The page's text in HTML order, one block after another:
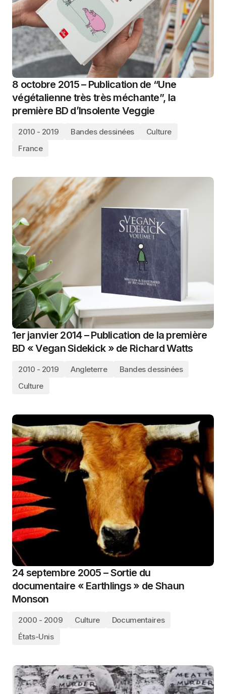
8 octobre 2015 – Publication de “Une
végétalienne très très méchante”, la
première BD d’Insolente Veggie
2010 - 2019 Bandes dessinées
Culture
France
1er janvier 2014 – Publication de la première
BD « Vegan Sidekick » de Richard Watts
2010 - 2019 Angleterre
Bandes dessinées
Culture
24 septembre 2005 – Sortie du
documentaire « Earthlings » de Shaun
Monson
2000 - 2009 Culture
Documentaires
États-Unis